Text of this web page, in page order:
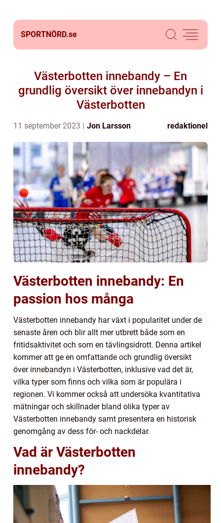
SPORTNÖRD.se
Västerbotten innebandy – En
grundlig översikt över innebandyn i
Västerbotten
11 september 2023 Jon Larsson redaktionel
Västerbotten innebandy: En
passion hos många
Västerbotten innebandy har växt i popularitet under de
senaste åren och blir allt mer utbrett både som en
fritidsaktivitet och som en tävlingsidrott. Denna artikel
kommer att ge en omfattande och grundlig översikt
över innebandyn i Västerbotten, inklusive vad det är,
vilka typer som finns och vilka som är populära i
regionen. Vi kommer också att undersöka kvantitativa
mätningar och skillnader bland olika typer av
Västerbotten innebandy samt presentera en historisk
genomgång av dess för- och nackdelar.
Vad är Västerbotten
innebandy?